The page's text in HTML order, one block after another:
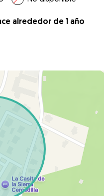
alrededor de 1 año